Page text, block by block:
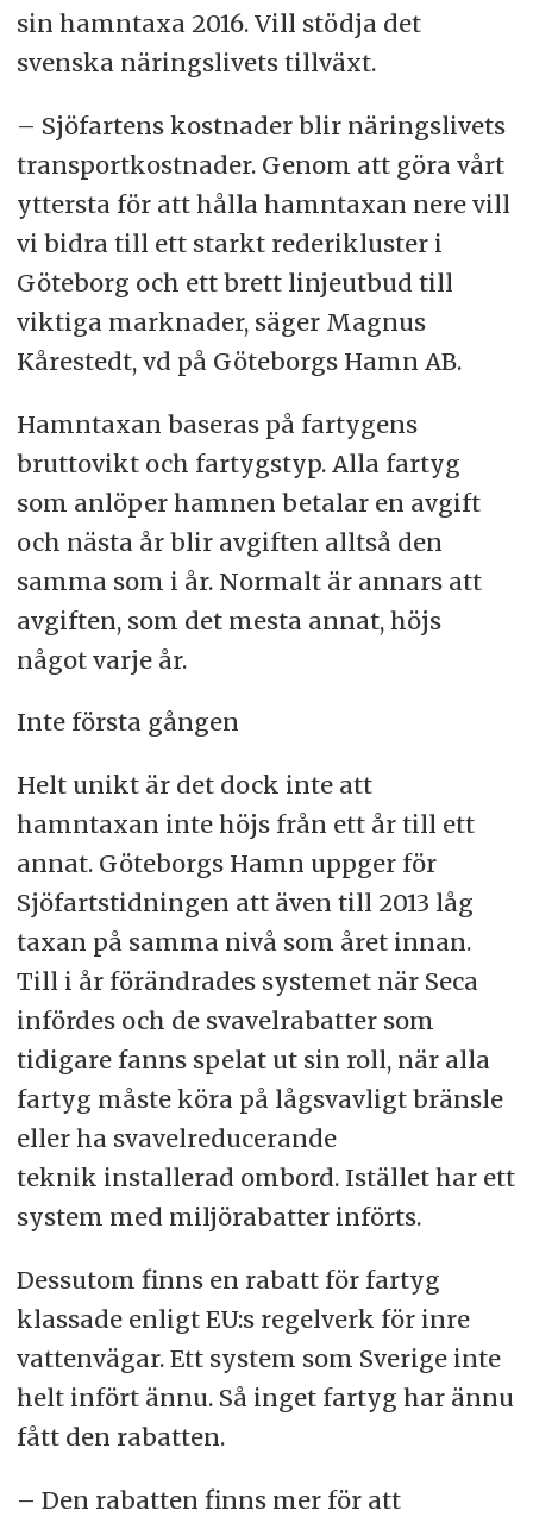
sin hamntaxa 2016. Vill stödja det
svenska näringslivets tillväxt.
– Sjöfartens kostnader blir näringslivets
transportkostnader. Genom att göra vårt
yttersta för att hålla hamntaxan nere vill
vi bidra till ett starkt rederikluster i
Göteborg och ett brett linjeutbud till
viktiga marknader, säger Magnus
Kårestedt, vd på Göteborgs Hamn AB.
Hamntaxan baseras på fartygens
bruttovikt och fartygstyp. Alla fartyg
som anlöper hamnen betalar en avgift
och nästa år blir avgiften alltså den
samma som i år. Normalt är annars att
avgiften, som det mesta annat, höjs
något varje år.
Inte första gången
Helt unikt är det dock inte att
hamntaxan inte höjs från ett år till ett
annat. Göteborgs Hamn uppger för
Sjöfartstidningen att även till 2013 låg
taxan på samma nivå som året innan.
Till i år förändrades systemet när Seca
infördes och de svavelrabatter som
tidigare fanns spelat ut sin roll, när alla
fartyg måste köra på lågsvavligt bränsle
eller ha svavelreducerande
teknik installerad ombord. Istället har ett
system med miljörabatter införts.
Dessutom finns en rabatt för fartyg
klassade enligt EU:s regelverk för inre
vattenvägar. Ett system som Sverige inte
helt infört ännu. Så inget fartyg har ännu
fått den rabatten.
– Den rabatten finns mer för att